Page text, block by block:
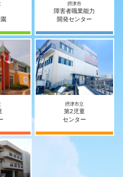
摂津市
障害者職業能力
開発センター
摂津市立
第2児童
センター